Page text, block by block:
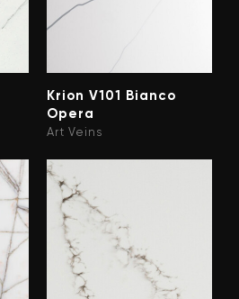
Krion V101 Bianco
Opera
Art Veins